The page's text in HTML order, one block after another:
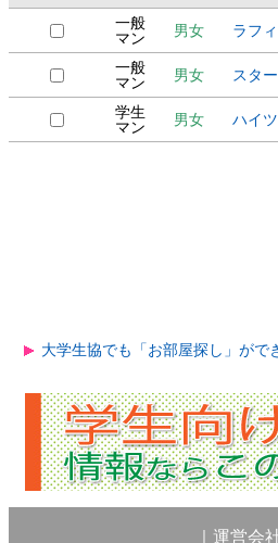
一般
マン
男女 ラフ
一般
マン
男女 スタ
学生
マン
男女 ハイ
大学生協でも「お部屋探し」がで
運営会